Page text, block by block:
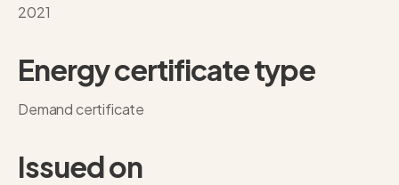
2021
Energy certificate type
Demand certificate
Issued on